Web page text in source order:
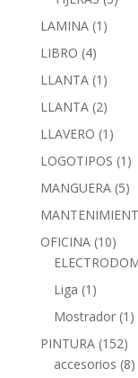
LAMINA (1)
LIBRO (4)
LLANTA (1)
LLANTA (2)
LLAVERO (1)
LOGOTIPOS (1)
MANGUERA (5)
OFICINA (10)
Liga (1)
Mostrador (1)
PINTURA (152)
accesorios (8)